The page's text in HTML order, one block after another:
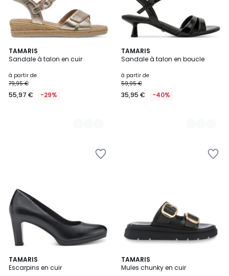
TAMARIS
Sandale à talon en cuir
à partir de
79,95 €
55,97 € -29%
3
Couleurs
TAMARIS
Sandale à talon en boucle
à partir de
59,95 €
35,95 € -40%
7
Couleurs
TAMARIS
Escarpins en cuir
4,8
/ 5
2
Couleurs
TAMARIS
Mules chunky en cuir
4,3
/ 5
7
Couleurs